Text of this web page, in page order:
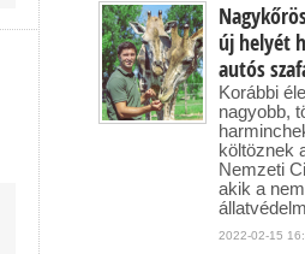
új helyét
autós
Korábbi
nagyobb,
költöznek
Nemzeti
akik a
2022-02-15